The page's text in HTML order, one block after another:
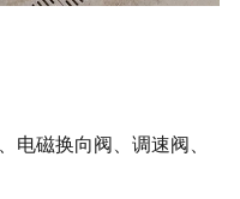
电磁换向阀、调速阀、